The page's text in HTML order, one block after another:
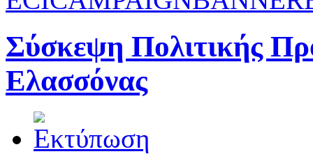
Σύσκεψη Πολιτικής
Ελασσόνας